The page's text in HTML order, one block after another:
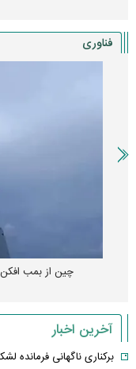
فناوری
چین از بمب افکن H-۶N با موشک هسته‌ای رونمایی کرد
آخرین اخبار
برکناری ناگهانی فرمانده